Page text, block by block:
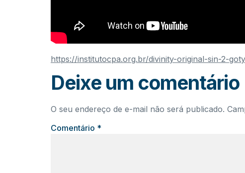
https://institutocpa.org.br/divinity-original-sin-2-
Deixe um comentário
O seu endereço de e-mail não será publicado.
Comentário *